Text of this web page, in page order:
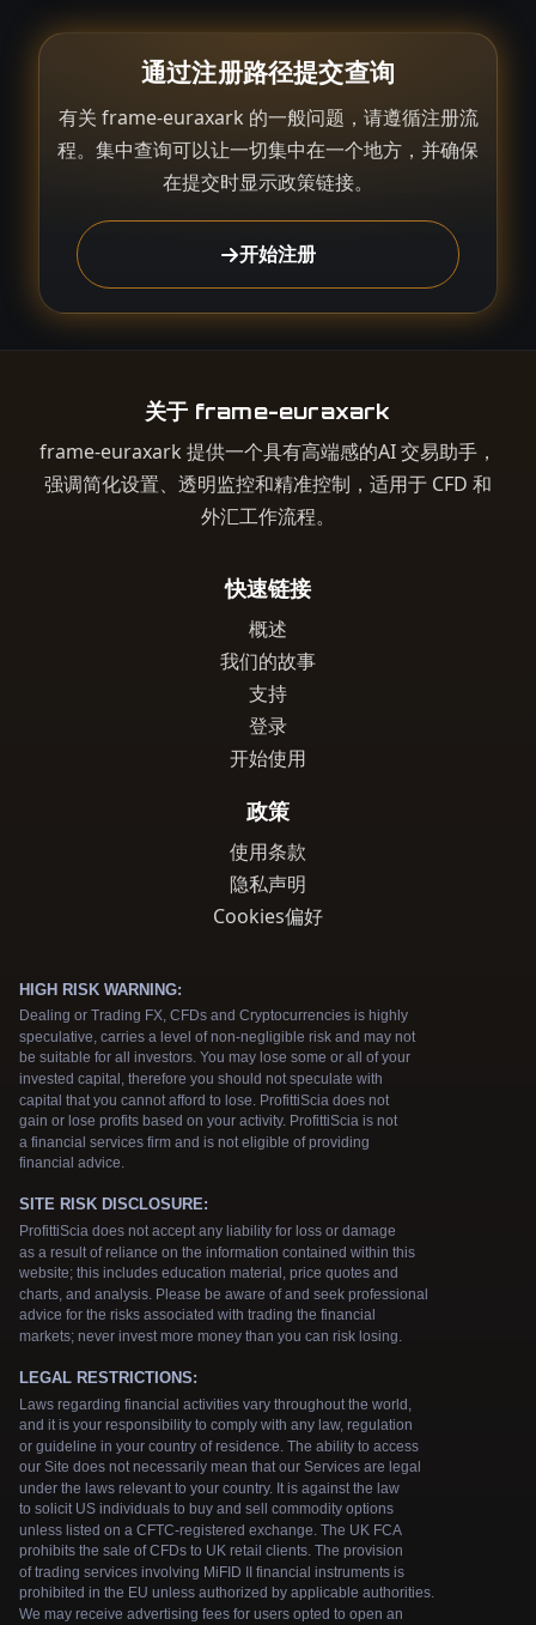
通过注册路径提交查询
有关 frame-euraxark 的一般问题，请遵循注册流
程。集中查询可以让一切集中在一个地方，并确保
在提交时显示政策链接。
开始注册
关于 frame-euraxark
frame-euraxark 提供一个具有高端感的AI 交易助手，
强调简化设置、透明监控和精准控制，适用于 CFD 和
外汇工作流程。
快速链接
概述
我们的故事
支持
登录
开始使用
政策
使用条款
隐私声明
Cookies偏好